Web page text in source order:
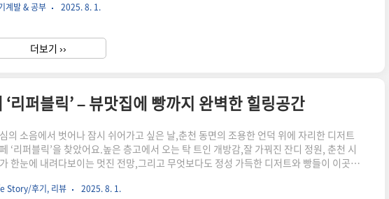
행.그래서 이제라도 영어 공부를 시작하려 합니다.이 글은 왜 40대에 영어가 필요한지,그
해보지 않으실래요? 왜 해외여행에서 영어가 꼭 필요할까?40대 영어 공부, 늦었다고 포기
필요 없는 이유여행 영어에 딱 맞는 실전 표현 TOP 5짧고 효율적인 ..
계발 & 공부 2025. 8. 1.
더보기 ››
리퍼블릭’ – 뷰맛집에 빵까지 완벽한 힐링공간
의 소음에서 벗어나 잠시 쉬어가고 싶은 날,춘천 동면의 조용한 언덕 위에 자리한 디저트
‘리퍼블릭’을 찾았어요.높은 층고에서 오는 탁 트인 개방감,잘 가꿔진 잔디 정원, 춘천 시
한눈에 내려다보이는 멋진 전망,그리고 무엇보다도 정성 가득한 디저트와 빵들이 이곳의
보며 커피 한 잔의 여유를 즐기기 딱 좋은 그런 곳.이번 블로그에서는 제가 직접 다녀온춘
Story/후기, 리뷰 2025. 8. 1.